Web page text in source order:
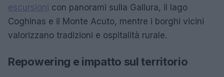
escursioni con panorami sulla Gallura, il lago
Coghinas e il Monte Acuto, mentre i borghi vicini
valorizzano tradizioni e ospitalità rurale.
Repowering e impatto sul territorio